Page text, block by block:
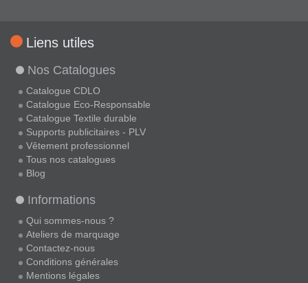
Liens utiles
Nos Catalogues
Catalogue CDLO
Catalogue Eco-Responsable
Catalogue Textile durable
Supports publicitaires - PLV
Vêtement professionnel
Tous nos catalogues
Blog
Informations
Qui sommes-nous ?
Ateliers de marquage
Contactez-nous
Conditions générales
Mentions légales